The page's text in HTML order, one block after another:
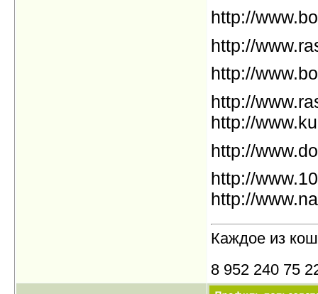
http://
http://
http://
http://
http://
http://
http://
http://
Каждое из
8 952 240 75